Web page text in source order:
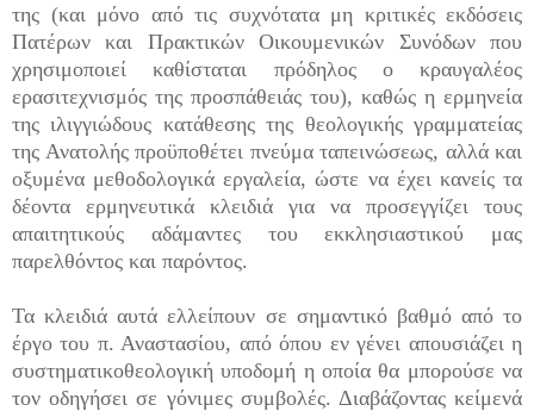
της (και μόνο από τις συχνότατα μη κριτικές εκδόσεις
Πατέρων και Πρακτικών Οικουμενικών Συνόδων που
χρησιμοποιεί καθίσταται πρόδηλος ο κραυγαλέος
ερασιτεχνισμός της προσπάθειάς του), καθώς η ερμηνεία
της ιλιγγιώδους κατάθεσης της θεολογικής γραμματείας
της Ανατολής προϋποθέτει πνεύμα ταπεινώσεως, αλλά και
οξυμένα μεθοδολογικά εργαλεία, ώστε να έχει κανείς τα
δέοντα ερμηνευτικά κλειδιά για να προσεγγίζει τους
απαιτητικούς αδάμαντες του εκκλησιαστικού μας
παρελθόντος και παρόντος.
Τα κλειδιά αυτά ελλείπουν σε σημαντικό βαθμό από το
έργο του π. Αναστασίου, από όπου εν γένει απουσιάζει η
συστηματικοθεολογική υποδομή η οποία θα μπορούσε να
τον οδηγήσει σε γόνιμες συμβολές. Διαβάζοντας κείμενά